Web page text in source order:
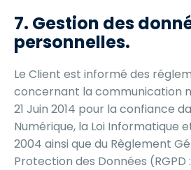
7. Gestion des
personnelles.
Le Client est informé des
concernant la communication
21 Juin 2014 pour la confiance
Numérique, la Loi Informatique
2004 ainsi que du Règlement
Protection des Données (RGPD